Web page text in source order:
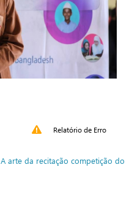
Relatório de Erro
A arte da recitação competição do